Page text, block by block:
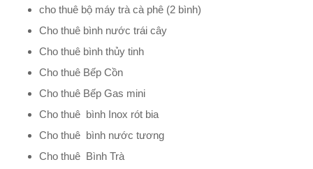
cho thuê bộ máy trà cà phê (2 bình)
Cho thuê bình nước trái cây
Cho thuê bình thủy tinh
Cho thuê Bếp Cồn
Cho thuê Bếp Gas mini
Cho thuê bình Inox rót bia
Cho thuê bình nước tương
Cho thuê Bình Trà